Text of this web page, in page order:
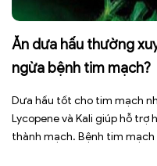
Ăn dưa hấu thường
ngừa bệnh tim mạch?
Dưa hấu tốt cho tim mạch
Lycopene và Kali giúp hỗ trợ
thành mạch. Bệnh tim